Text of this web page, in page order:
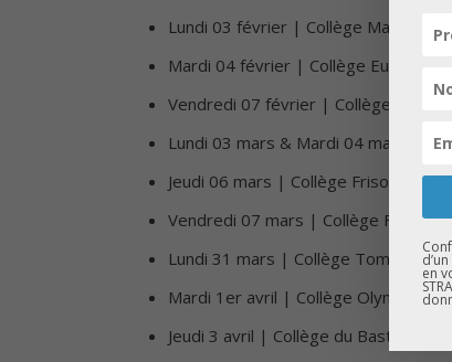
Lundi 03 février | Collège Marcel
Mardi 04 février | Collège Europe –
Vendredi 07 février | Collège du
Lundi 03 mars & Mardi 04 mars |
Jeudi 06 mars | Collège Frison
Vendredi 07 mars | Collège Freppel
Lundi 31 mars | Collège Tomi
Mardi 1er avril | Collège Olympe de
Jeudi 3 avril | Collège du Bastberg –
en